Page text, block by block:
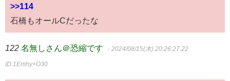
>>114
石橋もオールCだったな
122 名無しさん＠恐縮です ：2024/08/15(木) 20:26:27.22
ID:1Emhy+O30